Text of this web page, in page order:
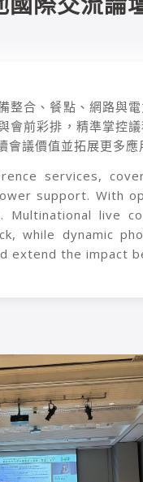
整合、餐點、網路與
會前彩排，精準掌控
議價值並拓展更多應
services,
support. With
Multinational live
while dynamic
extend the impact